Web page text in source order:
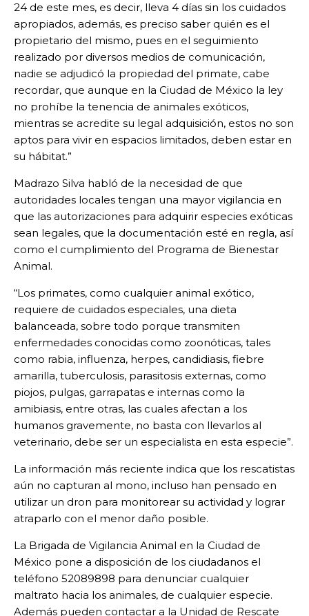
24 de este mes, es decir, lleva 4 días sin los cuidados
apropiados, además, es preciso saber quién es el
propietario del mismo, pues en el seguimiento
realizado por diversos medios de comunicación,
nadie se adjudicó la propiedad del primate, cabe
recordar, que aunque en la Ciudad de México la ley
no prohíbe la tenencia de animales exóticos,
mientras se acredite su legal adquisición, estos no son
aptos para vivir en espacios limitados, deben estar en
su hábitat.”
Madrazo Silva habló de la necesidad de que
autoridades locales tengan una mayor vigilancia en
que las autorizaciones para adquirir especies exóticas
sean legales, que la documentación esté en regla, así
como el cumplimiento del Programa de Bienestar
Animal.
“Los primates, como cualquier animal exótico,
requiere de cuidados especiales, una dieta
balanceada, sobre todo porque transmiten
enfermedades conocidas como zoonóticas, tales
como rabia, influenza, herpes, candidiasis, fiebre
amarilla, tuberculosis, parasitosis externas, como
piojos, pulgas, garrapatas e internas como la
amibiasis, entre otras, las cuales afectan a los
humanos gravemente, no basta con llevarlos al
veterinario, debe ser un especialista en esta especie”.
La información más reciente indica que los rescatistas
aún no capturan al mono, incluso han pensado en
utilizar un dron para monitorear su actividad y lograr
atraparlo con el menor daño posible.
La Brigada de Vigilancia Animal en la Ciudad de
México pone a disposición de los ciudadanos el
teléfono 52089898 para denunciar cualquier
maltrato hacia los animales, de cualquier especie.
Además pueden contactar a la Unidad de Rescate